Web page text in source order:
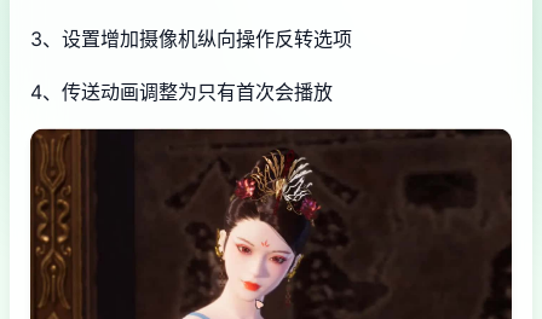
3、设置增加摄像机纵向操作反转选项
4、传送动画调整为只有首次会播放